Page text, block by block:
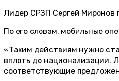
Лидер СРЗП Сергей Миронов
По его словам, мобильные
«Таким действиям нужно
вплоть до национализации.
соответствующие